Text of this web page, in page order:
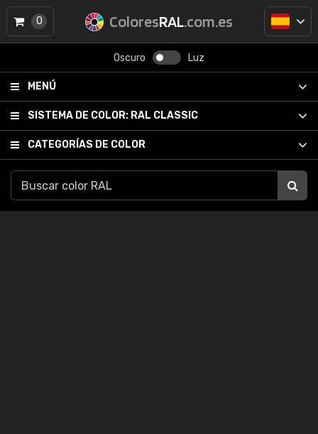
ColoresRAL.com.es
Oscuro Luz
MENÚ
SISTEMA DE COLOR: RAL CLASSIC
CATEGORÍAS DE COLOR
0